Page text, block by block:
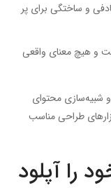
و ساختگی برای پر
و هیچ معنای واقعی
شبیه‌سازی محتوای
طراحی مناسب
را آپلود